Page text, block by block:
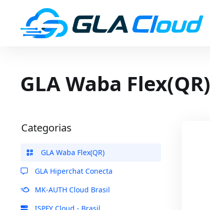
GLA Waba Flex(QR)
Categorias
GLA Waba Flex(QR)
GLA Hiperchat Conecta
MK-AUTH Cloud Brasil